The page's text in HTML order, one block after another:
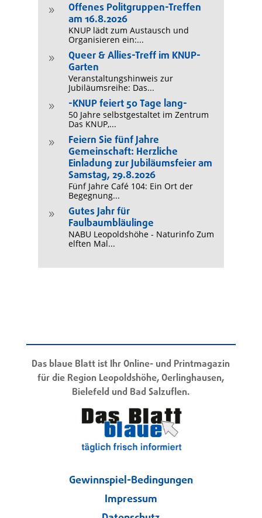
9
Offenes Politgruppen-Treffen
am 16.8.2026
KNUP lädt zum Austausch und
Organisieren ein:...
9
Queer & Allies-Treff im KNUP-
Garten
Veranstaltungshinweis zur
Jubiläumsreihe: Das...
9 -KNUP feiert 50 Tage lang-
50 Jahre selbstgestaltet im Zentrum
Das KNUP,...
9
Feiern Sie fünf Jahre
Gemeinschaft: Herzliche
Einladung zur Jubiläumsfeier am
Samstag, 29.8.2026
Fünf Jahre Café 104: Ein Ort der
Begegnung...
9
Gutes Jahr für
Faulbaumbläulinge
NABU Leopoldshöhe - Naturinfo Zum
elften Mal...
Das blaue Blatt ist Ihr Online- und Printmagazin
für die Region Leopoldshöhe, Oerlinghausen,
Bielefeld und Bad Salzuflen.
Gewinnspiel-Bedingungen
Impressum